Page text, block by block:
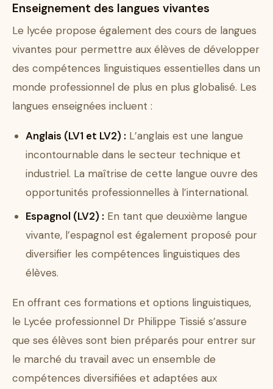
Enseignement des langues vivantes
Le lycée propose également des cours de langues
vivantes pour permettre aux élèves de développer
des compétences linguistiques essentielles dans un
monde professionnel de plus en plus globalisé. Les
langues enseignées incluent :
Anglais (LV1 et LV2) : L’anglais est une langue
incontournable dans le secteur technique et
industriel. La maîtrise de cette langue ouvre des
opportunités professionnelles à l’international.
Espagnol (LV2) : En tant que deuxième langue
vivante, l’espagnol est également proposé pour
diversifier les compétences linguistiques des
élèves.
En offrant ces formations et options linguistiques,
le Lycée professionnel Dr Philippe Tissié s’assure
que ses élèves sont bien préparés pour entrer sur
le marché du travail avec un ensemble de
compétences diversifiées et adaptées aux